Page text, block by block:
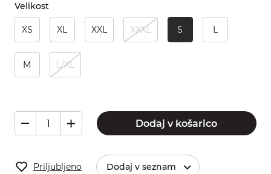
Velikost
XS XL XXL XXXL S L
M L/XL
Dodaj v košarico
Priljubljeno Dodaj v seznam